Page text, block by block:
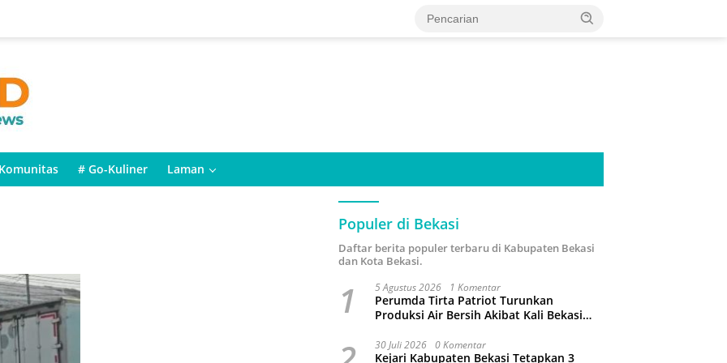
Komunitas # Go-Kuliner Laman
Populer di Bekasi
Daftar berita populer terbaru di Kabupaten Bekasi
dan Kota Bekasi.
1 5 Agustus 2026 1 Komentar
Perumda Tirta Patriot Turunkan
Produksi Air Bersih Akibat Kali Bekasi
30 Juli 2026 0 Komentar
Kejari Kabupaten Bekasi Tetapkan 3